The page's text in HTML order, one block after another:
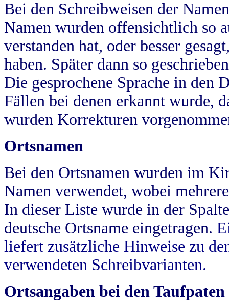
Bei den Schreibweisen der
Namen wurden offensichtlich so
verstanden hat, oder besser
haben. Später dann so
Die gesprochene Sprache in
Fällen bei denen erkannt wurde,
wurden Korrekturen
Ortsnamen
Bei den Ortsnamen wurden im
Namen verwendet, wobei
In dieser Liste wurde in der
deutsche Ortsname eingetragen.
liefert zusätzliche Hinweise zu
verwendeten Schreibvarianten.
Ortsangaben bei den Taufpaten